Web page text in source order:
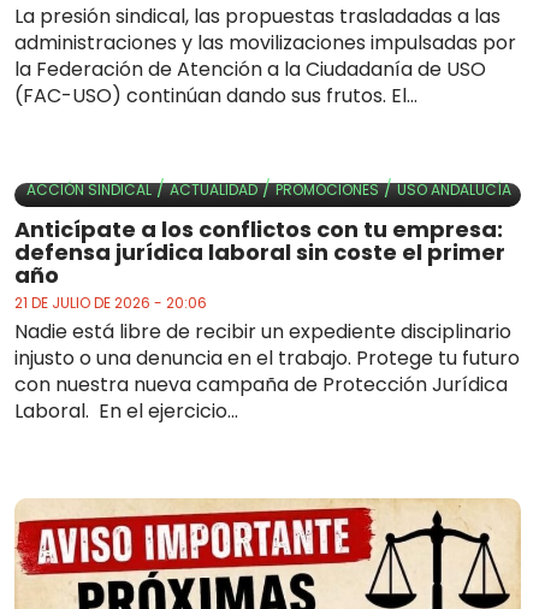
La presión sindical, las propuestas trasladadas a las
administraciones y las movilizaciones impulsadas por
la Federación de Atención a la Ciudadanía de USO
(FAC-USO) continúan dando sus frutos. El...
ACCIÓN SINDICAL/ACTUALIDAD/PROMOCIONES/USO ANDALUCÍA
Anticípate a los conflictos con tu empresa:
defensa jurídica laboral sin coste el primer
año
21 DE JULIO DE 2026 - 20:06
Nadie está libre de recibir un expediente disciplinario
injusto o una denuncia en el trabajo. Protege tu futuro
con nuestra nueva campaña de Protección Jurídica
Laboral. En el ejercicio...